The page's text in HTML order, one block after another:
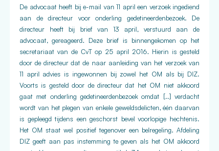
De advocaat heeft bij e-mail van 11 april een verzoek ingediend
aan de directeur voor onderling gedetineerdenbezoek. De
directeur heeft bij brief van 13 april, verstuurd aan de
advocaat, gereageerd. Deze brief is binnengekomen op het
secretariaat van de CvT op 25 april 2016. Hierin is gesteld
door de directeur dat de naar aanleiding van het verzoek van
11 april advies is ingewonnen bij zowel het OM als bij DIZ.
Voorts is gesteld door de directeur dat het OM niet akkoord
gaat met onderling gedetineerdenbezoek omdat [..] verdacht
wordt van het plegen van enkele geweldsdelicten, één daarvan
is gepleegd tijdens een geschorst bevel voorlopige hechtenis.
Het OM staat wel positief tegenover een belregeling. Afdeling
DIZ geeft aan pas instemming te geven als het OM akkoord